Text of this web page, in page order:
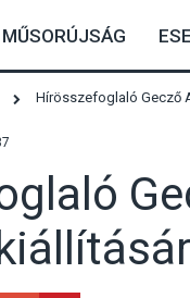
MŰSORÚJSÁG
Hírösszefoglaló Gecző